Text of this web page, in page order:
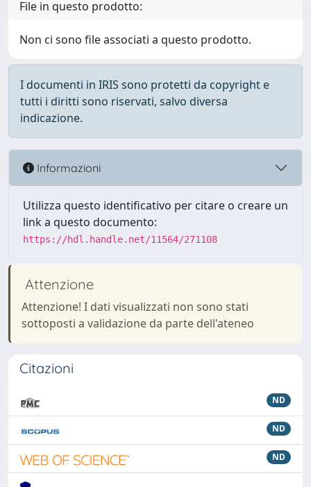
File in questo prodotto:
Non ci sono file associati a questo prodotto.
I documenti in IRIS sono protetti da copyright e
tutti i diritti sono riservati, salvo diversa
indicazione.
Informazioni
Utilizza questo identificativo per citare o creare un
link a questo documento:
https://hdl.handle.net/11564/271108
Attenzione
Attenzione! I dati visualizzati non sono stati
sottoposti a validazione da parte dell'ateneo
Citazioni
ND
ND
ND